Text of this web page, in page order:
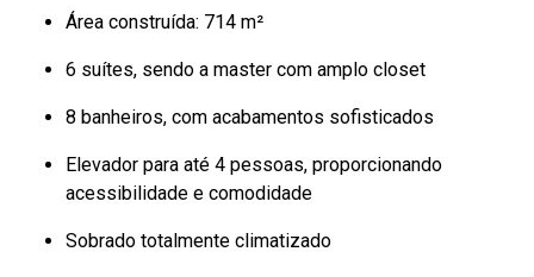
Área construída: 714 m²
6 suítes, sendo a master com amplo closet
8 banheiros, com acabamentos sofisticados
Elevador para até 4 pessoas, proporcionando
acessibilidade e comodidade
Sobrado totalmente climatizado